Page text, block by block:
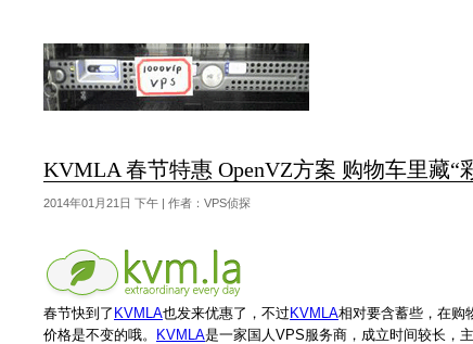
KVMLA 春节特惠 OpenVZ方案 购物车里藏“
2014年01月21日 下午 | 作者：VPS侦探
春节快到了 KVMLA也发来优惠了，不过KVMLA相对要含蓄些，在购
价格是不变的哦。
KVMLA是一家国人VPS服务商，成立时间较长，